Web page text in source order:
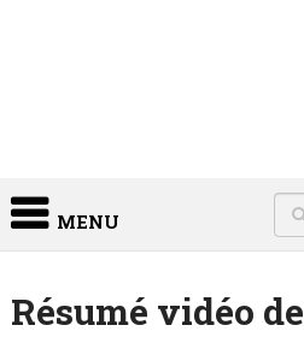
MENU
Résumé vidéo de